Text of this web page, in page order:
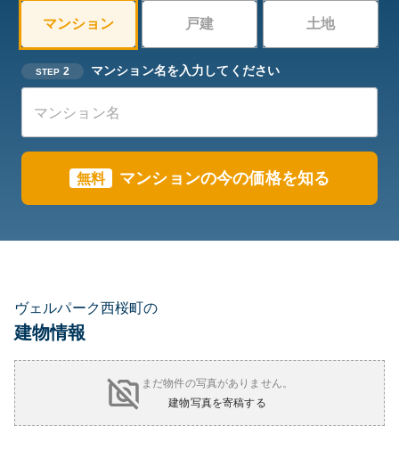
マンション 戸建 土地
STEP 2 マンション名を入力してください
無料 マンションの今の価格を知る
ヴェルパーク西桜町の
建物情報
まだ物件の写真がありません。
建物写真を寄稿する